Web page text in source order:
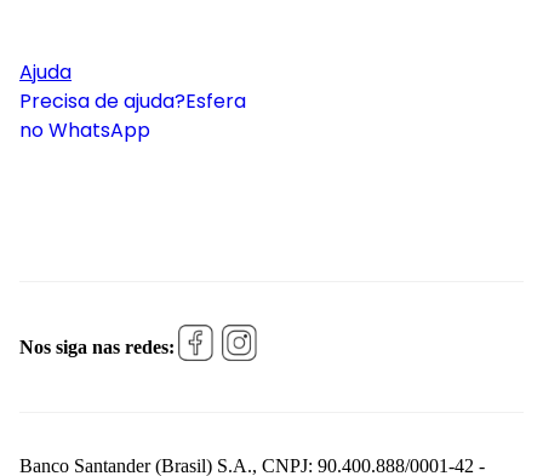
Ajuda
Precisa de ajuda?Esfera
no WhatsApp
Nos siga nas redes:
Banco Santander (Brasil) S.A., CNPJ: 90.400.888/0001-42 -